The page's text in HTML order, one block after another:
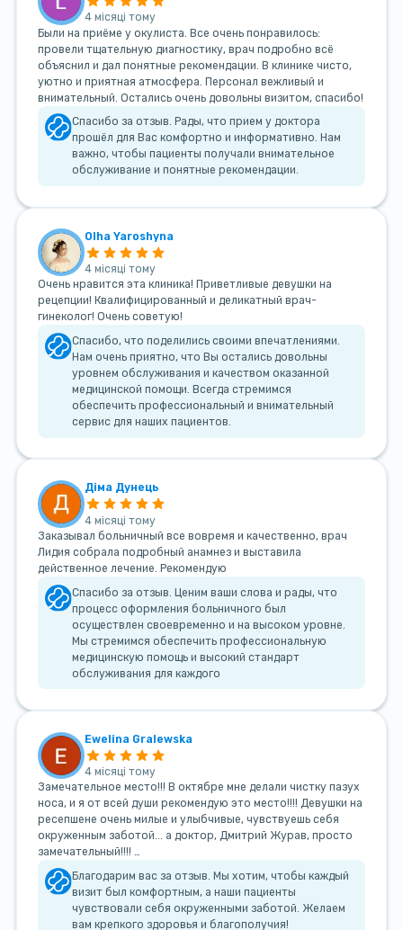
4 місяці тому
Были на приёме у окулиста. Все очень понравилось:
провели тщательную диагностику, врач подробно всё
объяснил и дал понятные рекомендации. В клинике чисто,
уютно и приятная атмосфера. Персонал вежливый и
внимательный. Остались очень довольны визитом, спасибо!
Спасибо за отзыв. Рады, что прием у доктора
прошёл для Вас комфортно и информативно. Нам
важно, чтобы пациенты получали внимательное
обслуживание и понятные рекомендации.
Olha Yaroshyna
4 місяці тому
Очень нравится эта клиника! Приветливые девушки на
рецепции! Квалифицированный и деликатный врач-
гинеколог! Очень советую!
Спасибо, что поделились своими впечатлениями.
Нам очень приятно, что Вы остались довольны
уровнем обслуживания и качеством оказанной
медицинской помощи. Всегда стремимся
обеспечить профессиональный и внимательный
сервис для наших пациентов.
Діма Дунець
4 місяці тому
Заказывал больничный все вовремя и качественно, врач
Лидия собрала подробный анамнез и выставила
действенное лечение. Рекомендую
Спасибо за отзыв. Ценим ваши слова и рады, что
процесс оформления больничного был
осуществлен своевременно и на высоком уровне.
Мы стремимся обеспечить профессиональную
медицинскую помощь и высокий стандарт
обслуживания для каждого
Ewelina Gralewska
4 місяці тому
Замечательное место!!! В октябре мне делали чистку пазух
носа, и я от всей души рекомендую это место!!!! Девушки на
ресепшене очень милые и улыбчивые, чувствуешь себя
окруженным заботой... а доктор, Дмитрий Журав, просто
замечательный!!!! …
Благодарим вас за отзыв. Мы хотим, чтобы каждый
визит был комфортным, а наши пациенты
чувствовали себя окруженными заботой. Желаем
вам крепкого здоровья и благополучия!